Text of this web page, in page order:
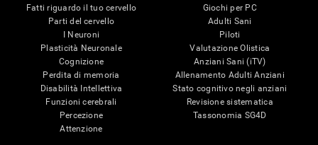
Fatti riguardo il tuo cervello
Parti del cervello
I Neuroni
Plasticità Neuronale
Cognizione
Perdita di memoria
Disabilità Intellettiva
Funzioni cerebrali
Percezione
Attenzione
Giochi per PC
Adulti Sani
Piloti
Valutazione Olistica
Anziani Sani (iTV)
Allenamento Adulti Anziani
Stato cognitivo negli anziani
Revisione sistematica
Tassonomia SG4D